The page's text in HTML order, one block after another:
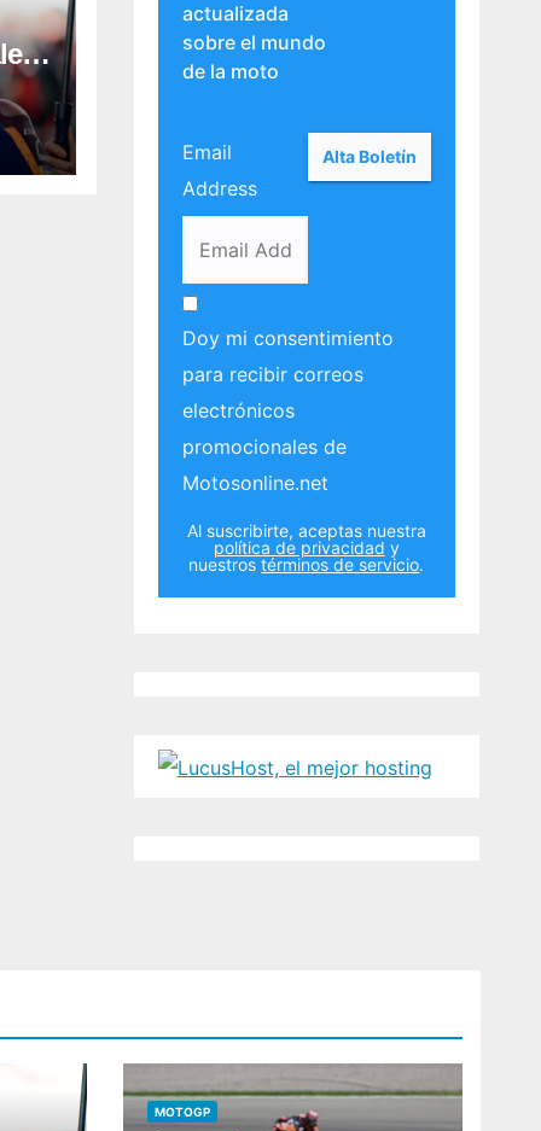
actualizada
sobre el mundo
de la moto
Email
Address
Doy mi consentimiento
para recibir correos
electrónicos
promocionales de
Motosonline.net
Al suscribirte, aceptas nuestra
política de privacidad y
nuestrostérminos de servicio.
MOTOGP